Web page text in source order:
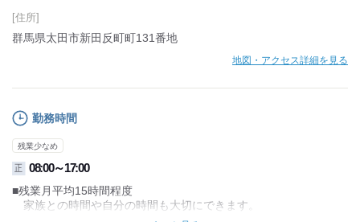
[住所]
群馬県太田市新田反町町131番地
地図・アクセス詳細を見る
勤務時間
残業少なめ
正 08:00～17:00
■残業月平均15時間程度
家族との時間や自分の時間も大切にできます。